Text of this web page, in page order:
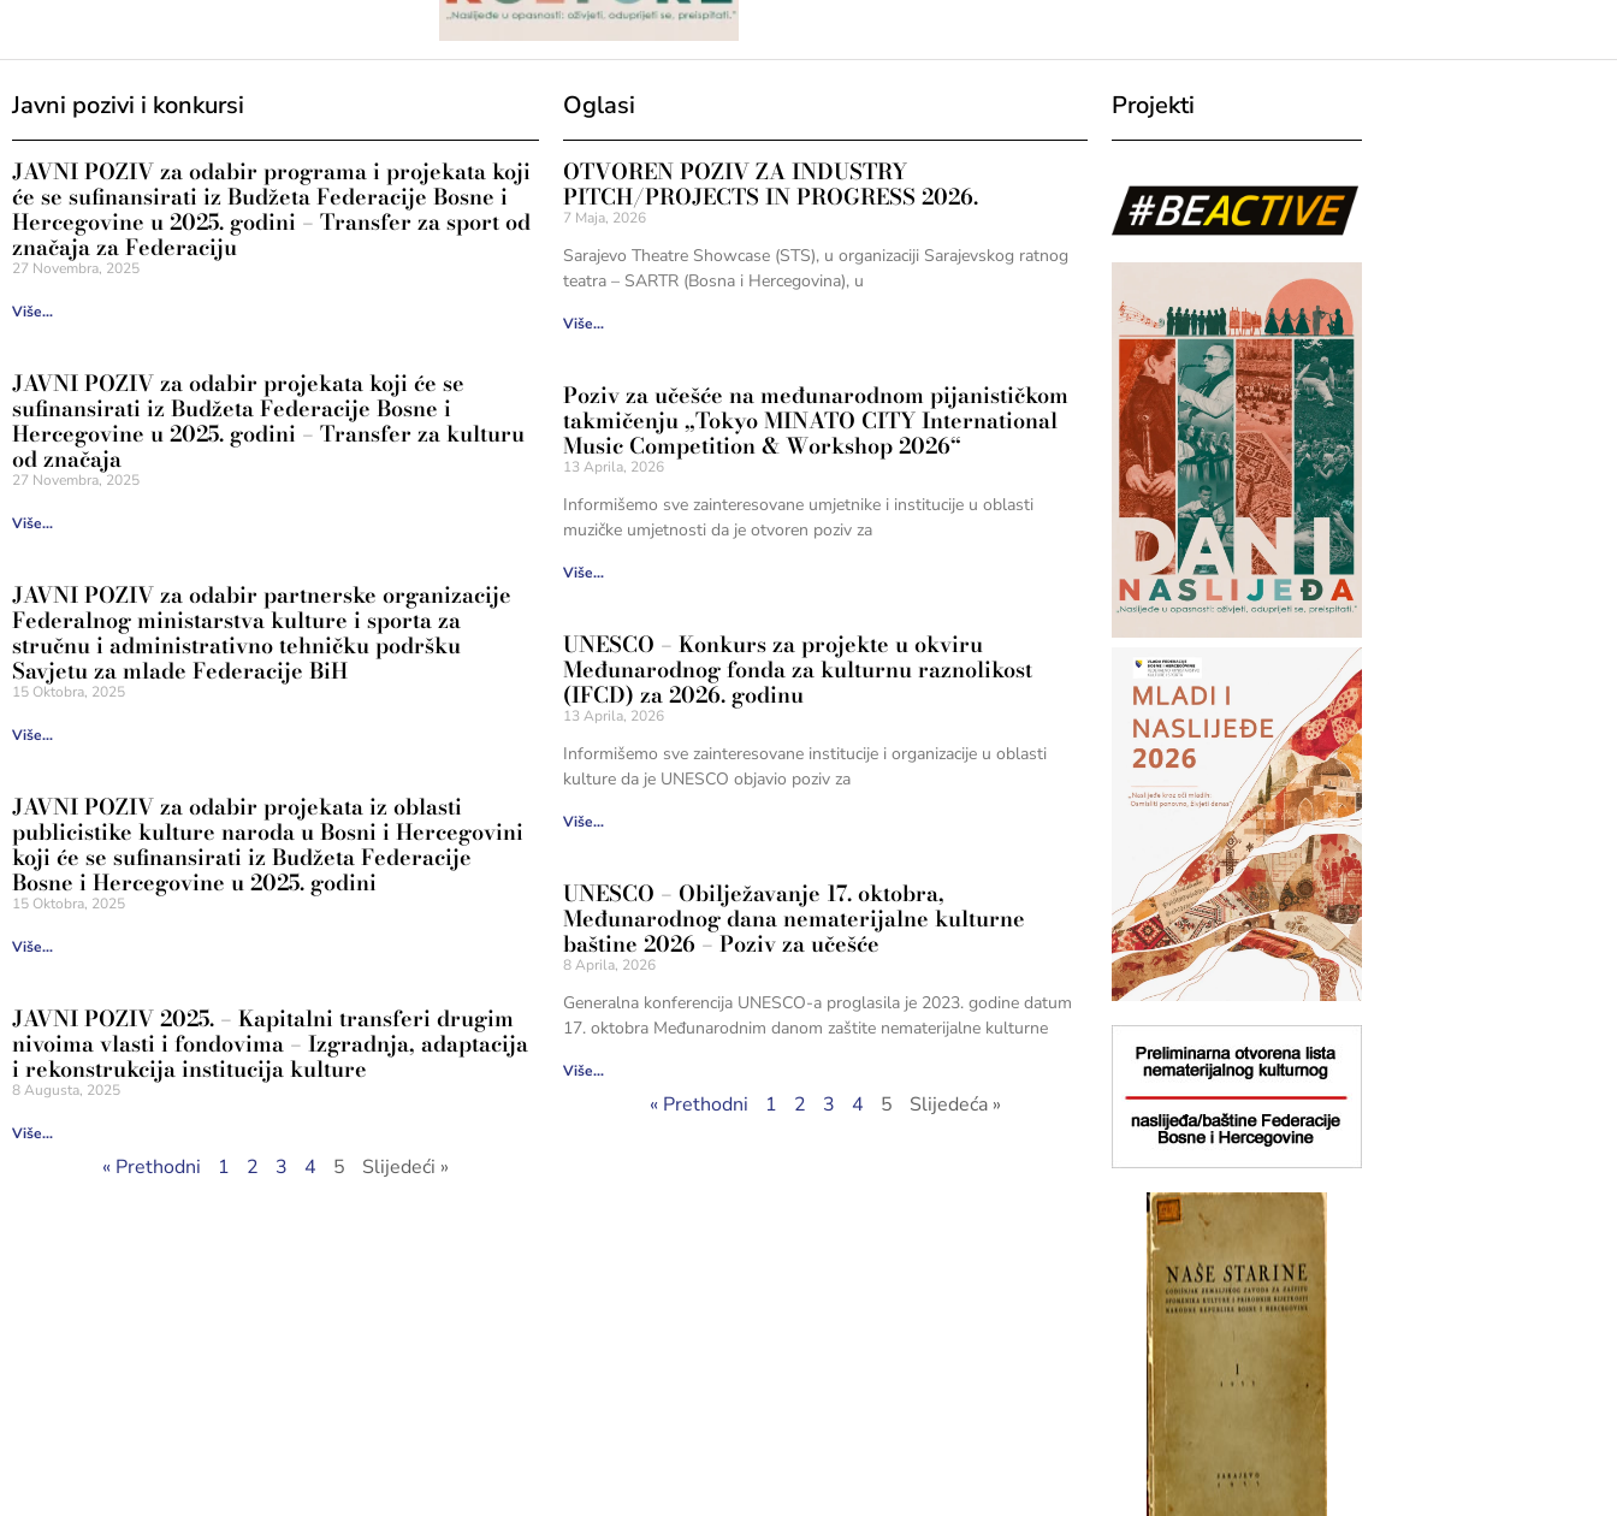
Javni pozivi i konkursi
JAVNI POZIV za odabir programa i projekata koji
će se sufinansirati iz Budžeta Federacije Bosne i
Hercegovine u 2025. godini – Transfer za sport od
značaja za Federaciju
27 Novembra, 2025
Više...
JAVNI POZIV za odabir projekata koji će se
sufinansirati iz Budžeta Federacije Bosne i
Hercegovine u 2025. godini – Transfer za kulturu
od značaja
27 Novembra, 2025
Više...
JAVNI POZIV za odabir partnerske organizacije
Federalnog ministarstva kulture i sporta za
stručnu i administrativno tehničku podršku
Savjetu za mlade Federacije BiH
15 Oktobra, 2025
Više...
JAVNI POZIV za odabir projekata iz oblasti
publicistike kulture naroda u Bosni i Hercegovini
koji će se sufinansirati iz Budžeta Federacije
Bosne i Hercegovine u 2025. godini
15 Oktobra, 2025
Više...
JAVNI POZIV 2025. – Kapitalni transferi drugim
nivoima vlasti i fondovima – Izgradnja, adaptacija
i rekonstrukcija institucija kulture
8 Augusta, 2025
Više...
« Prethodni 1 2 3 4 5 Slijedeći »
Oglasi
OTVOREN POZIV ZA INDUSTRY
PITCH/PROJECTS IN PROGRESS 2026.
7 Maja, 2026
Sarajevo Theatre Showcase (STS), u organizaciji Sarajevskog ratnog
teatra – SARTR (Bosna i Hercegovina), u
Više...
Poziv za učešće na međunarodnom pijanističkom
takmičenju „Tokyo MINATO CITY International
Music Competition & Workshop 2026“
13 Aprila, 2026
Informišemo sve zainteresovane umjetnike i institucije u oblasti
muzičke umjetnosti da je otvoren poziv za
Više...
UNESCO – Konkurs za projekte u okviru
Međunarodnog fonda za kulturnu raznolikost
(IFCD) za 2026. godinu
13 Aprila, 2026
Informišemo sve zainteresovane institucije i organizacije u oblasti
kulture da je UNESCO objavio poziv za
Više...
UNESCO – Obilježavanje 17. oktobra,
Međunarodnog dana nematerijalne kulturne
baštine 2026 – Poziv za učešće
8 Aprila, 2026
Generalna konferencija UNESCO-a proglasila je 2023. godine datum
17. oktobra Međunarodnim danom zaštite nematerijalne kulturne
Više...
« Prethodni 1 2 3 4 5 Slijedeća »
Projekti